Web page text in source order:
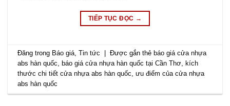
TIẾP TỤC ĐỌC →
Đăng trong Báo giá,Tin tức Được gắn thẻ báo giá cửa nhựa
abs hàn quốc, báo giá cửa nhựa hàn quốc tại Cần Thơ, kích
thước chi tiết cửa nhựa abs hàn quốc,ưu điểm của cửa nhựa
abs hàn quốc